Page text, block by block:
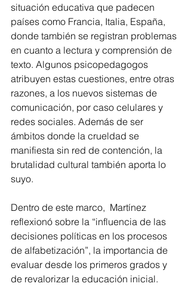
situación educativa que padecen
países como Francia, Italia, España,
donde también se registran problemas
en cuanto a lectura y comprensión de
texto. Algunos psicopedagogos
atribuyen estas cuestiones, entre otras
razones, a los nuevos sistemas de
comunicación, por caso celulares y
redes sociales. Además de ser
ámbitos donde la crueldad se
manifiesta sin red de contención, la
brutalidad cultural también aporta lo
suyo.
Dentro de este marco,  Martínez
reflexionó sobre la “influencia de las
decisiones políticas en los procesos
de alfabetización”, la importancia de
evaluar desde los primeros grados y
de revalorizar la educación inicial.